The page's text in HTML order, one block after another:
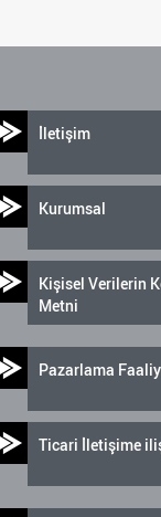
İletişim
Kurumsal
Kişisel Verilerin
Metni
Pazarlama
Ticari İletişime